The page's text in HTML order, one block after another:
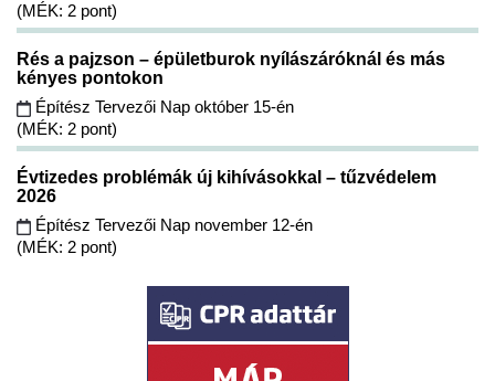
(MÉK: 2 pont)
Rés a pajzson – épületburok nyílászáróknál és más
kényes pontokon
Építész Tervezői Nap október 15-én
(MÉK: 2 pont)
Évtizedes problémák új kihívásokkal – tűzvédelem
2026
Építész Tervezői Nap november 12-én
(MÉK: 2 pont)